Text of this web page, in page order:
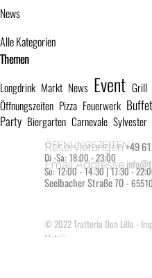
News
Alle Kategorien
Block überspringen Themen
Themen
Longdrink Markt News Event Grill
Öffnungszeiten Pizza Feuerwerk Buffet
Party Biergarten Carnevale Sylvester
© 2022Trattoria Don Lillo -
Idstein
Reservierungen+49
Email Addresse
ÖFFNUNGSZEITEN
Di -Sa: 18:00 - 23:00
So: 12:00 - 14:30 | 17:30 -
Seelbacher Straße 70 -